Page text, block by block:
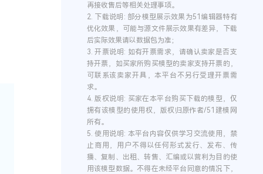
再接收售后等相关处理事项。
2.
下载说明: 部分模型展示效果为51编辑器特有
优化效果，可能与源文件展示效果有差异，下载
后实际效果请以数据包为准；
3.开票说明: 如有开票需求，请确认卖家是否支
持开票，如买家所购买模型的卖家支持开票的，
可联系该卖家开具，本平台不另行受理开票需
求。
4.版权说明: 买家在本平台购买下载的模型，仅
拥有该模型的使用权，版权归原作者/51建模网
所有。
5.使用说明: 本平台内容仅供学习交流使用，禁
止商用，用户不得以任何形式发行、发布、传
播、复制、出租、转售、汇编或以营利为目的使
用该模型数据。不得在未经平台同意的情况下，